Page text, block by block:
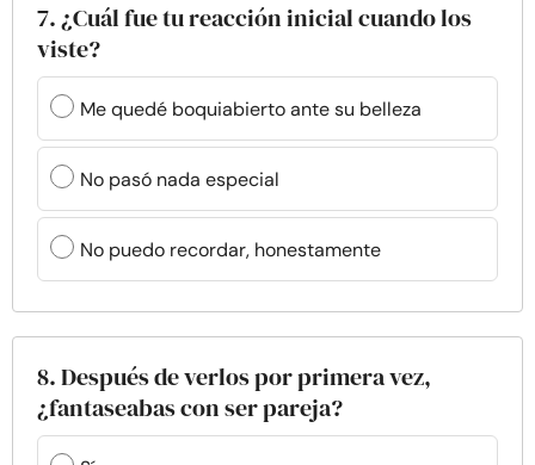
7. ¿Cuál fue tu reacción inicial cuando los
viste?
Me quedé boquiabierto ante su belleza
No pasó nada especial
No puedo recordar, honestamente
8. Después de verlos por primera vez,
¿fantaseabas con ser pareja?